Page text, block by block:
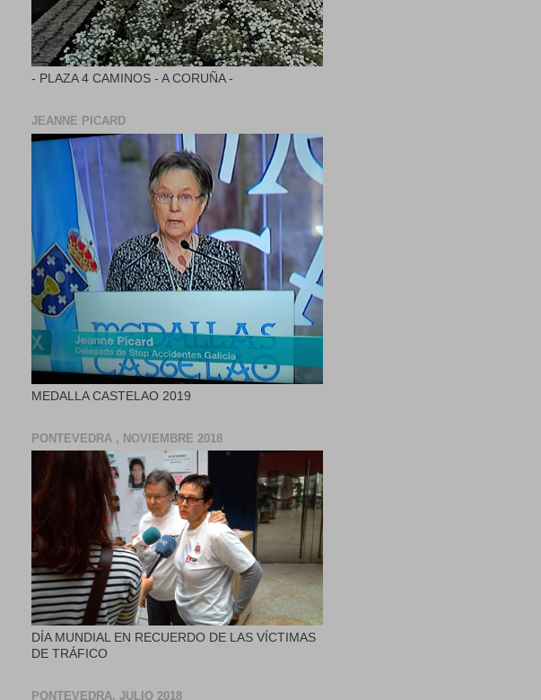
- PLAZA 4 CAMINOS - A CORUÑA -
JEANNE PICARD
MEDALLA CASTELAO 2019
PONTEVEDRA , NOVIEMBRE 2018
DÍA MUNDIAL EN RECUERDO DE LAS VÍCTIMAS
DE TRÁFICO
PONTEVEDRA, JULIO 2018